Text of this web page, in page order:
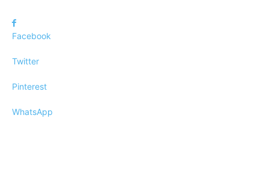
Facebook
Twitter
Pinterest
WhatsApp